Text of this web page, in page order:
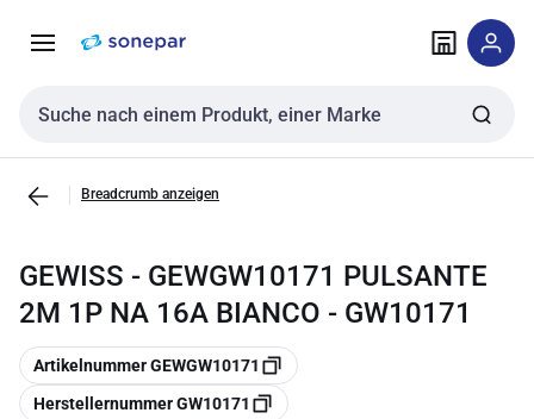
NavigationInhalt
Sucheingabe
Breadcrumb anzeigen
GEWISS - GEWGW10171 PULSANTE
2M 1P NA 16A BIANCO - GW10171
Kopieren
Artikelnummer GEWGW10171
Kopieren
Herstellernummer GW10171